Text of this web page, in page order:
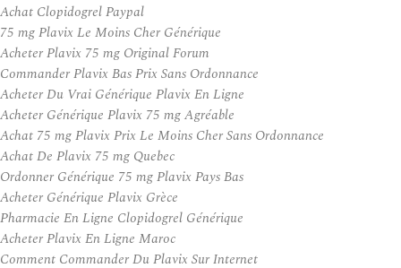
Achat Clopidogrel Paypal
75 mg Plavix Le Moins Cher Générique
Acheter Plavix 75 mg Original Forum
Commander Plavix Bas Prix Sans Ordonnance
Acheter Du Vrai Générique Plavix En Ligne
Acheter Générique Plavix 75 mg Agréable
Achat 75 mg Plavix Prix Le Moins Cher Sans Ordonnance
Achat De Plavix 75 mg Quebec
Ordonner Générique 75 mg Plavix Pays Bas
Acheter Générique Plavix Grèce
Pharmacie En Ligne Clopidogrel Générique
Acheter Plavix En Ligne Maroc
Comment Commander Du Plavix Sur Internet